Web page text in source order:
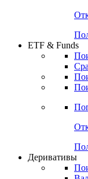
ETF & Funds